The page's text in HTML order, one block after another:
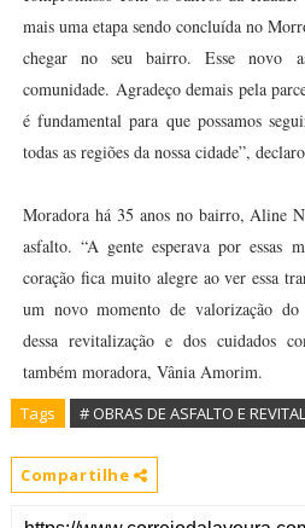
mais uma etapa sendo concluída no
chegar no seu bairro. Esse novo
comunidade. Agradeço demais pela
é fundamental para que possamos
todas as regiões da nossa cidade”,
Moradora há 35 anos no bairro, Aline
asfalto. “A gente esperava por essas
coração fica muito alegre ao ver essa
um novo momento de valorização do
dessa revitalização e dos cuidados
também moradora, Vânia Amorim.
Tags # OBRAS DE ASFALTO E
Compartilhe